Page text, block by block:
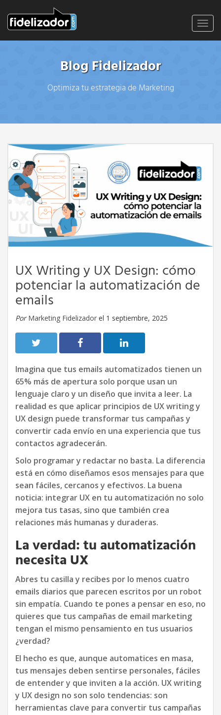
Blog Fidelizador
Optimiza tu estrategia de Marketing
UX Writing y UX Design: cómo
potenciar la automatización de
emails
Por Marketing Fidelizador el 1 septiembre, 2025
Imagina que tus emails automatizados tienen un
65% más de apertura solo porque usan un
lenguaje claro y un diseño que invita a leer. La
realidad es que aplicar principios de UX writing y
UX design puede transformar tus campañas y
convertir cada envío en una experiencia que tus
contactos agradecerán.
Solo programar y redactar no basta. La diferencia
está en cómo diseñamos esos mensajes para que
sean fáciles, cercanos y efectivos. La buena
noticia: integrar UX en tu automatización no solo
mejora tus tasas, sino que también crea
relaciones más humanas y duraderas.
La verdad: tu automatización
necesita UX
Abres tu casilla y recibes por lo menos cuatro
emails diarios que parecen escritos por un robot
sin empatía. Cuando te pones a pensar en eso, no
quieres que tus campañas de email marketing
tengan el mismo pensamiento en tus usuarios
¿verdad?
El hecho es que, aunque automatices en masa,
tus mensajes deben sentirse personales, fáciles
de entender y que inviten a la acción. UX writing
y UX design no son solo tendencias: son
herramientas clave para convertir tus campañas